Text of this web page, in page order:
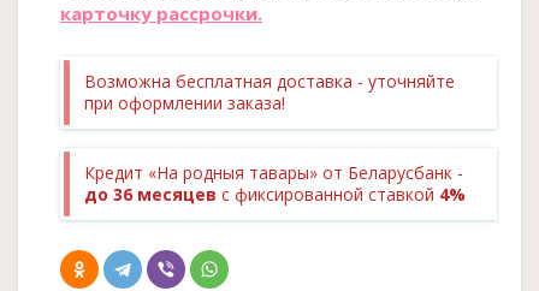
карточку рассрочки.
Возможна бесплатная доставка - уточняйте
при оформлении заказа!
Кредит «На родныя тавары» от Беларусбанк -
до 36 месяцев с фиксированной ставкой 4%